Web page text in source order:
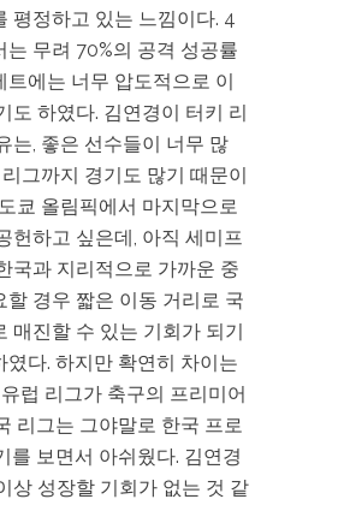
평정하고 있는 느낌이다. 4
는 무려 70%의 공격 성공률
트에는 너무 압도적으로 이
도 하였다. 김연경이 터키 리
는, 좋은 선수들이 너무 많
그까지 경기도 많기 때문이
쿄 올림픽에서 마지막으로
헌하고 싶은데, 아직 세미프
국과 지리적으로 가까운 중
할 경우 짧은 이동 거리로 국
매진할 수 있는 기회가 되기
였다. 하지만 확연히 차이는
럽 리그가 축구의 프리미어
리그는 그야말로 한국 프로
를 보면서 아쉬웠다. 김연경
상 성장할 기회가 없는 것 같